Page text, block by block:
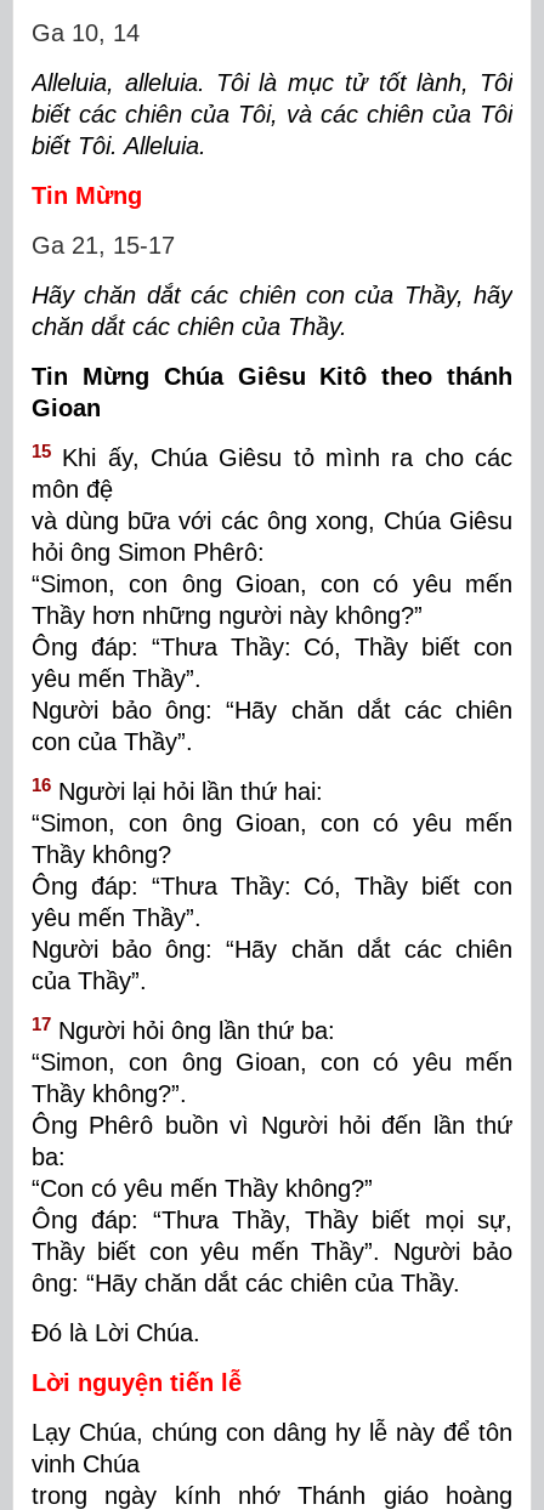
Ga 10, 14
Alleluia, alleluia. Tôi là mục tử tốt lành, Tôi
biết các chiên của Tôi, và các chiên của Tôi
biết Tôi. Alleluia.
Tin Mừng
Ga 21, 15-17
Hãy chăn dắt các chiên con của Thầy, hãy
chăn dắt các chiên của Thầy.
Tin Mừng Chúa Giêsu Kitô theo thánh
Gioan
15 Khi ấy, Chúa Giêsu tỏ mình ra cho các
môn đệ
và dùng bữa với các ông xong, Chúa Giêsu
hỏi ông Simon Phêrô:
“Simon, con ông Gioan, con có yêu mến
Thầy hơn những người này không?”
Ông đáp: “Thưa Thầy: Có, Thầy biết con
yêu mến Thầy”.
Người bảo ông: “Hãy chăn dắt các chiên
con của Thầy”.
16 Người lại hỏi lần thứ hai:
“Simon, con ông Gioan, con có yêu mến
Thầy không?
Ông đáp: “Thưa Thầy: Có, Thầy biết con
yêu mến Thầy”.
Người bảo ông: “Hãy chăn dắt các chiên
của Thầy”.
17 Người hỏi ông lần thứ ba:
“Simon, con ông Gioan, con có yêu mến
Thầy không?”.
Ông Phêrô buồn vì Người hỏi đến lần thứ
ba:
“Con có yêu mến Thầy không?”
Ông đáp: “Thưa Thầy, Thầy biết mọi sự,
Thầy biết con yêu mến Thầy”. Người bảo
ông: “Hãy chăn dắt các chiên của Thầy.
Đó là Lời Chúa.
Lời nguyện tiến lễ
Lạy Chúa, chúng con dâng hy lễ này để tôn
vinh Chúa
trong ngày kính nhớThánh giáo hoàng